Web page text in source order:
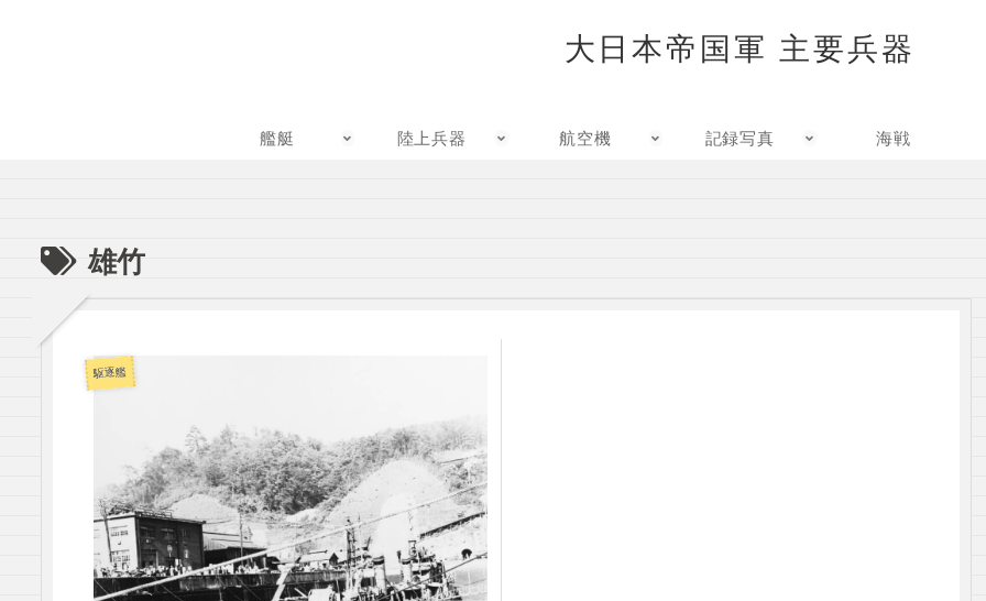
大日本帝国軍 主要兵器
艦艇 陸上兵器 航空機 記録写真 海戦
雄竹
駆逐艦